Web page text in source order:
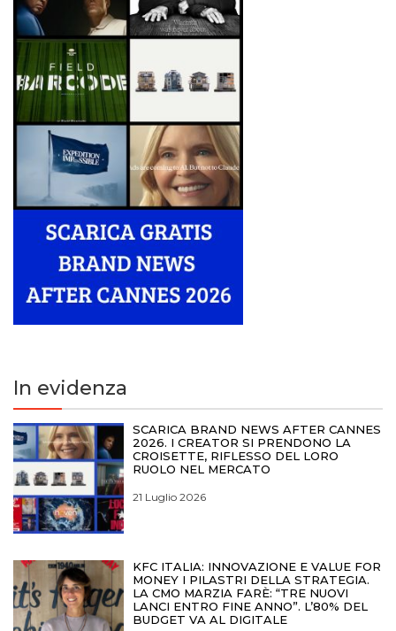
In evidenza
SCARICA BRAND NEWS AFTER CANNES
2026. I CREATOR SI PRENDONO LA
CROISETTE, RIFLESSO DEL LORO
RUOLO NEL MERCATO
21 Luglio 2026
KFC ITALIA: INNOVAZIONE E VALUE FOR
MONEY I PILASTRI DELLA STRATEGIA.
LA CMO MARZIA FARÈ: “TRE NUOVI
LANCI ENTRO FINE ANNO”. L’80% DEL
BUDGET VA AL DIGITALE